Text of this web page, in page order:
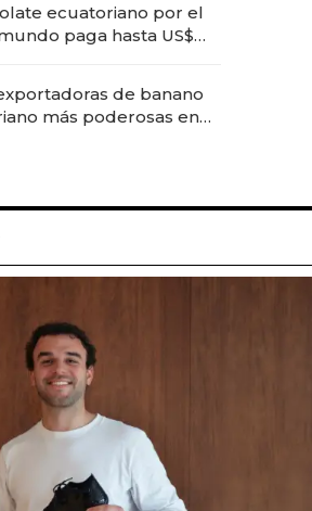
ecuatoriano por el
paga hasta US$
de banano
más poderosas en